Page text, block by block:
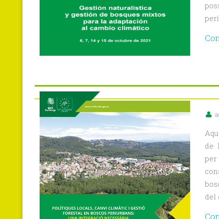
de
del